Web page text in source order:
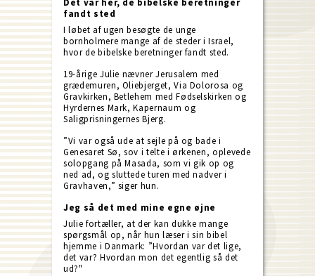
Det var her, de bibelske beretninger
fandt sted
I løbet af ugen besøgte de unge
bornholmere mange af de steder i Israel,
hvor de bibelske beretninger fandt sted.
19-årige Julie nævner Jerusalem med
grædemuren, Oliebjerget, Via Dolorosa og
Gravkirken, Betlehem med Fødselskirken og
Hyrdernes Mark, Kapernaum og
Saligprisningernes Bjerg.
”Vi var også ude at sejle på og bade i
Genesaret Sø, sov i telte i ørkenen, oplevede
solopgang på Masada, som vi gik op og
ned ad, og sluttede turen med nadver i
Gravhaven,” siger hun.
Jeg så det med mine egne øjne
Julie fortæller, at der kan dukke mange
spørgsmål op, når hun læser i sin bibel
hjemme i Danmark: ”Hvordan var det lige,
det var? Hvordan mon det egentlig så det
ud?"